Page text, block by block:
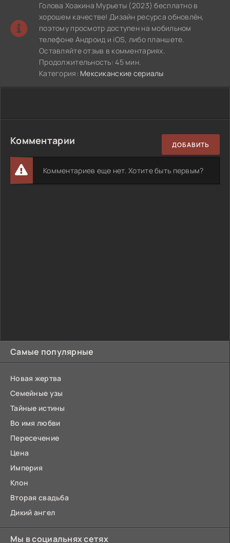
Самые популярные
Новая жертва
Семейные узы
Тайные истины
Во имя любви
Пересечение
Цена
Империя
Клон
Вторая свадьба
Дикий ангел
Мы в социальнях сетях
Голова Хоакина Мурьеты (2023) бесплатно в
хорошем качестве! Дизайн ресурса обновлён,
поэтому просмотр доступен на мобильном
телефоне Андроид и iOS, либо планшете.
Оставляйте отзыв в комментариях.
Продолжительность: 45 мин.
Категория: Мексиканские сериалы
Комментарии ДОБАВИТЬ
Комментариев еще нет. Хотите быть первым?